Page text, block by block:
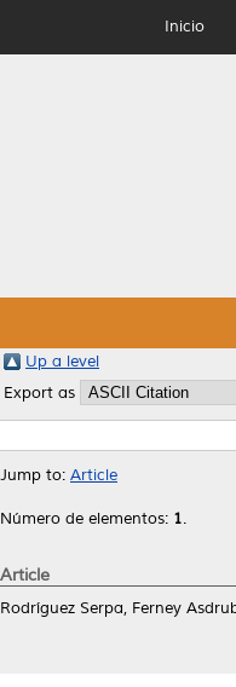
Inicio
Up a level
Export as
Jump to: Article
Número de elementos: 1.
Article
Rodríguez Serpa, Ferney